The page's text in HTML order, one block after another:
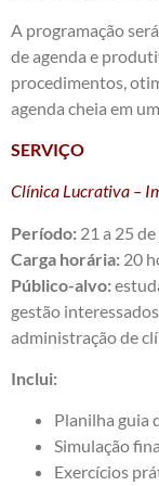
A programação
de agenda e
procedimentos,
agenda cheia em
SERVIÇO
Clínica Lucrativa –
Período: 21 a 25
Carga horária: 20
Público-alvo:
gestão
administração de
Inclui:
Planilha guia
Simulação
Exercícios